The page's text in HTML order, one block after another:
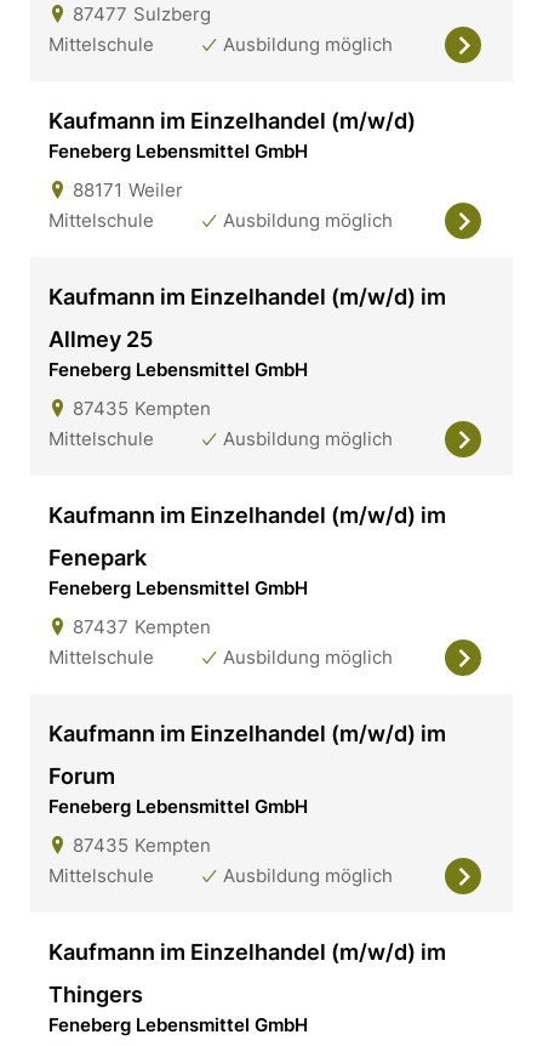
87477 Sulzberg
Mittelschule
Ausbildung möglich
Kaufmann im Einzelhandel (m/w/d)
Feneberg Lebensmittel GmbH
88171 Weiler
Mittelschule
Ausbildung möglich
Kaufmann im Einzelhandel (m/w/d) im
Allmey 25
Feneberg Lebensmittel GmbH
87435 Kempten
Mittelschule
Ausbildung möglich
Kaufmann im Einzelhandel (m/w/d) im
Fenepark
Feneberg Lebensmittel GmbH
87437 Kempten
Mittelschule
Ausbildung möglich
Kaufmann im Einzelhandel (m/w/d) im
Forum
Feneberg Lebensmittel GmbH
87435 Kempten
Mittelschule
Ausbildung möglich
Kaufmann im Einzelhandel (m/w/d) im
Thingers
Feneberg Lebensmittel GmbH